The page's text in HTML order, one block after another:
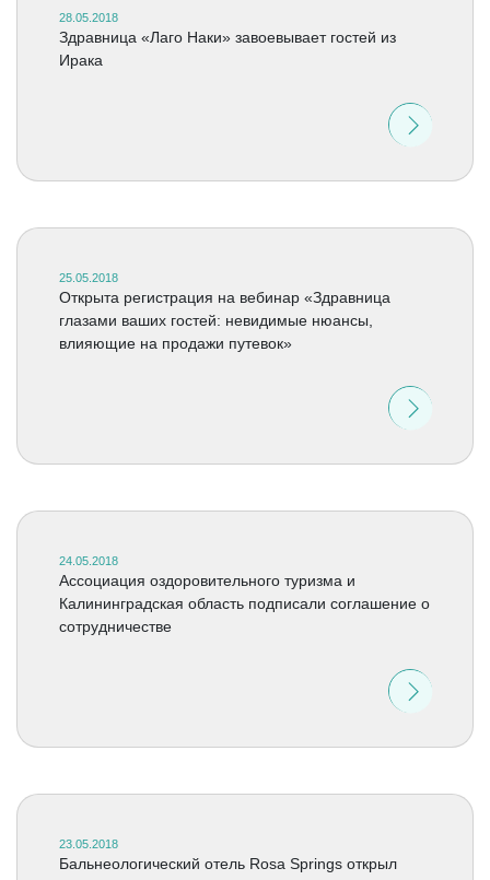
28.05.2018
Здравница «Лаго Наки» завоевывает гостей из
Ирака
25.05.2018
Открыта регистрация на вебинар «Здравница
глазами ваших гостей: невидимые нюансы,
влияющие на продажи путевок»
24.05.2018
Ассоциация оздоровительного туризма и
Калининградская область подписали соглашение о
сотрудничестве
23.05.2018
Бальнеологический отель Rosa Springs открыл